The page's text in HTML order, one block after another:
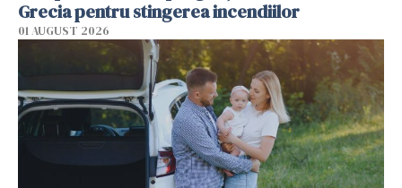
Grecia pentru stingerea incendiilor
01 AUGUST 2026